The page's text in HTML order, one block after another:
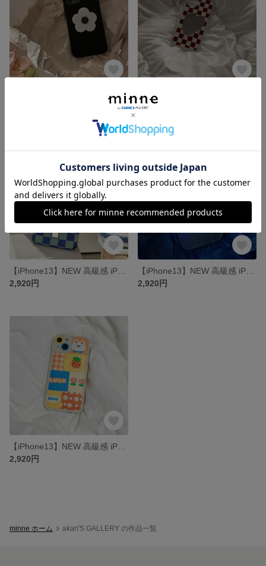
【iPhone13】NEW 高級感 iPhone14pro ケース iPhone13pro iPhone12/12mini スマートフォンケース
2,920円
2,920円
2,920円
2,920円
minne ホーム akari'S GALLERY の作品一覧